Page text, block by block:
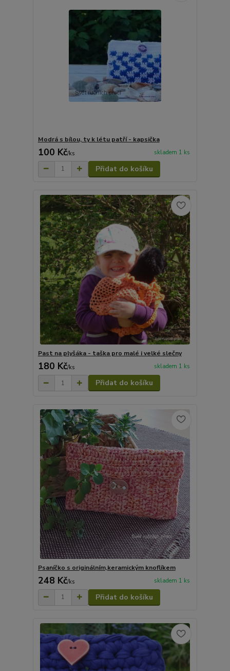
Modrá s bílou, ty k létu patří - kapsička
100 Kč/ks skladem 1 ks
Přidat do košíku
Past na plyšáka - taška pro malé i velké slečny
180 Kč/ks skladem 1 ks
Přidat do košíku
Psaníčko s originálním,keramickým knoflíkem
248 Kč/ks skladem 1 ks
Přidat do košíku